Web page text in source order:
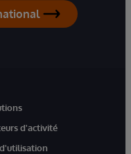
d'activité